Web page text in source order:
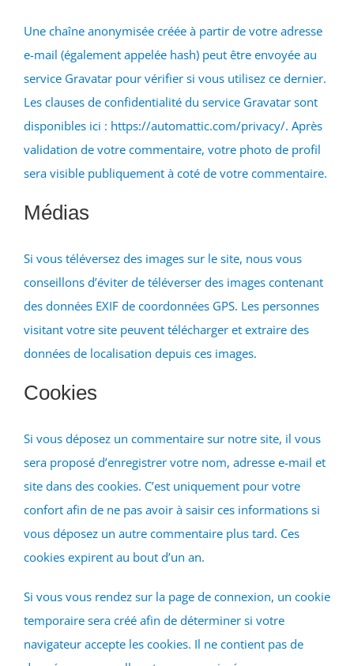
Une chaîne anonymisée créée à partir de votre adresse
e-mail (également appelée hash) peut être envoyée au
service Gravatar pour vérifier si vous utilisez ce dernier.
Les clauses de confidentialité du service Gravatar sont
disponibles ici : https://automattic.com/privacy/. Après
validation de votre commentaire, votre photo de profil
sera visible publiquement à coté de votre commentaire.
Médias
Si vous téléversez des images sur le site, nous vous
conseillons d’éviter de téléverser des images contenant
des données EXIF de coordonnées GPS. Les personnes
visitant votre site peuvent télécharger et extraire des
données de localisation depuis ces images.
Cookies
Si vous déposez un commentaire sur notre site, il vous
sera proposé d’enregistrer votre nom, adresse e-mail et
site dans des cookies. C’est uniquement pour votre
confort afin de ne pas avoir à saisir ces informations si
vous déposez un autre commentaire plus tard. Ces
cookies expirent au bout d’un an.
Si vous vous rendez sur la page de connexion, un cookie
temporaire sera créé afin de déterminer si votre
navigateur accepte les cookies. Il ne contient pas de